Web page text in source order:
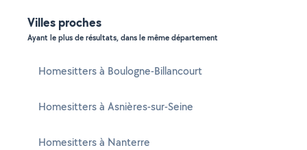
Villes proches
Ayant le plus de résultats, dans le même département
Homesitters à Boulogne-Billancourt
Homesitters à Asnières-sur-Seine
Homesitters à Nanterre